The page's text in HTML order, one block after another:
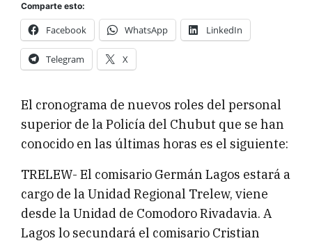
Comparte esto:
Facebook WhatsApp LinkedIn
Telegram X
El cronograma de nuevos roles del personal
superior de la Policía del Chubut que se han
conocido en las últimas horas es el siguiente:
TRELEW- El comisario Germán Lagos estará a
cargo de la Unidad Regional Trelew, viene
desde la Unidad de Comodoro Rivadavia. A
Lagos lo secundará el comisario Cristian